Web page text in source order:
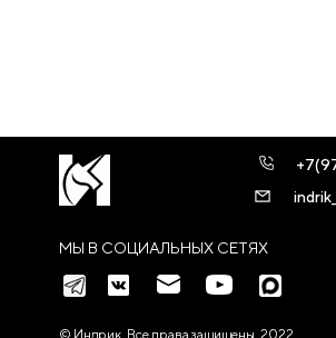
МЫ В СОЦИАЛЬНЫХ СЕТЯХ
© Индрик. Все права защищены, 2022